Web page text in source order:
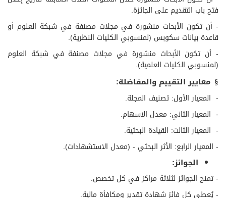
فتح باب التقديم على الجائزة.
- أن تكون الأبحاث منشورة في مجلات مصنفة في شبكة العلوم أو
قاعدة بيانات سكوبس (لمنسوبي الكليات النظرية).
- أن تكون الأبحاث منشورة في مجلات مصنفة في شبكة العلوم
(لمنسوبي الكليات العلمية).
§ معايير التقييم والمفاضلة:
- المعيار الأول: تصنيف المجلة.
- المعيار الثاني: معدل الاسهام.
- المعيار الثالث: القيادة البحثية.
- المعيار الرابع: الأثر البحثي - (معدل الاستشهادات).​
الجوائز:
- تمنح الجوائز لثلاثة مراكز في كل تخصص.
- يُعطى كل فائز شهادة تقدير ومكافأة مالية.​